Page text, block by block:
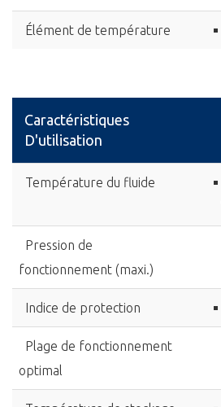
Élément de température
Caractéristiques
D'utilisation
Température du fluide
Pression de
fonctionnement (maxi.)
Indice de protection
Plage de fonctionnement
optimal